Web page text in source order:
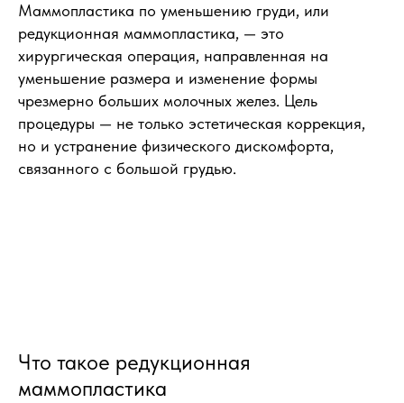
Маммопластика по уменьшению груди, или
редукционная маммопластика, — это
хирургическая операция, направленная на
уменьшение размера и изменение формы
чрезмерно больших молочных желез. Цель
процедуры — не только эстетическая коррекция,
но и устранение физического дискомфорта,
связанного с большой грудью.
Что такое редукционная
маммопластика